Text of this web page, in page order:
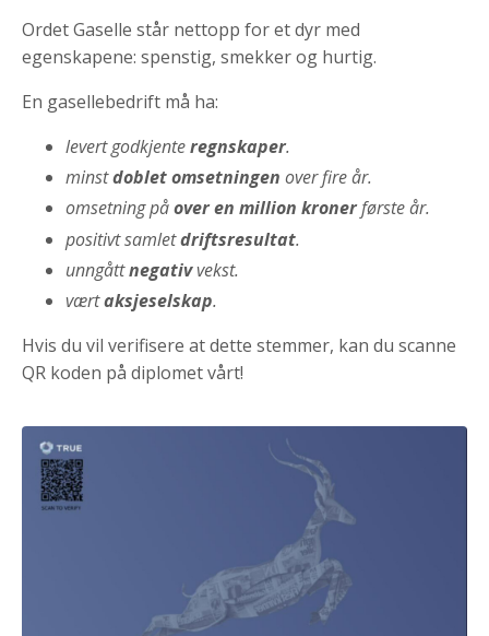
Ordet Gaselle står nettopp for et dyr med
egenskapene: spenstig, smekker og hurtig.
En gasellebedrift må ha:
levert godkjenteregnskaper.
minstdoblet omsetningen over fire år.
omsetning påover en million kronerførste år.
positivt samletdriftsresultat.
unngåttnegativvekst.
værtaksjeselskap.
Hvis du vil verifisere at dette stemmer, kan du scanne
QR koden på diplomet vårt!